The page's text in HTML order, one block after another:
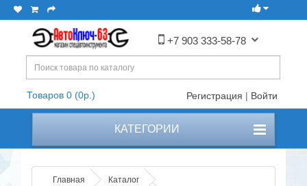
+7 903 333-58-78
Товаров 0 (0р.) Регистрация | Войти
КАТЕГОРИИ
Главная
Каталог